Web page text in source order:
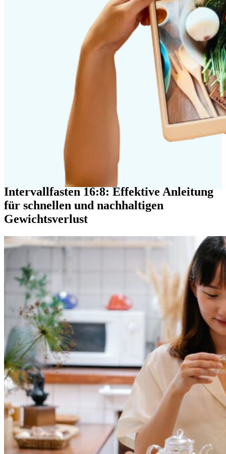
Intervallfasten 16:8: Effektive Anleitung
für schnellen und nachhaltigen
Gewichtsverlust